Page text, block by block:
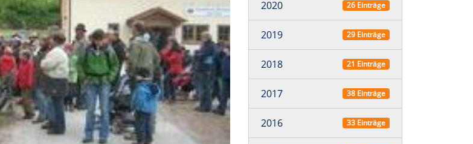
2020 26 Einträge
2019 29 Einträge
2018 21 Einträge
2017 38 Einträge
2016 33 Einträge